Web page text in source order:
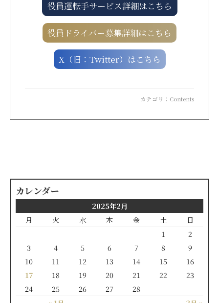
役員運転手サービス詳細はこちら
役員ドライバー募集詳細はこちら
X（旧：Twitter）はこちら
カテゴリ： Contents
カレンダー
2025年2月
月
火 水 木 金 土 日
1
2
3
4 5 6 7 8
9
10
11 12 13 14 15
16
17
18 19 20 21 22
23
24
25 26 27 28